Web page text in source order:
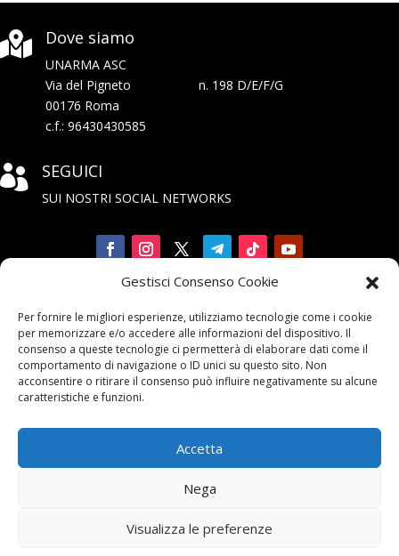
Gestisci Consenso Cookie
Per fornire le migliori esperienze, utilizziamo tecnologie come i cookie
per memorizzare e/o accedere alle informazioni del dispositivo. Il
consenso a queste tecnologie ci permetterà di elaborare dati come il
comportamento di navigazione o ID unici su questo sito. Non
acconsentire o ritirare il consenso può influire negativamente su alcune
caratteristiche e funzioni.
Accetta
Nega
Visualizza le preferenze
 Dove siamo
UNARMA ASC
Via del Pigneto n. 198 D/E/F/G
00176 Roma
c.f.: 96430430585
 SEGUICI
SUI NOSTRI SOCIAL NETWORKS

alla Newsletter
unarmaasc@pec.it